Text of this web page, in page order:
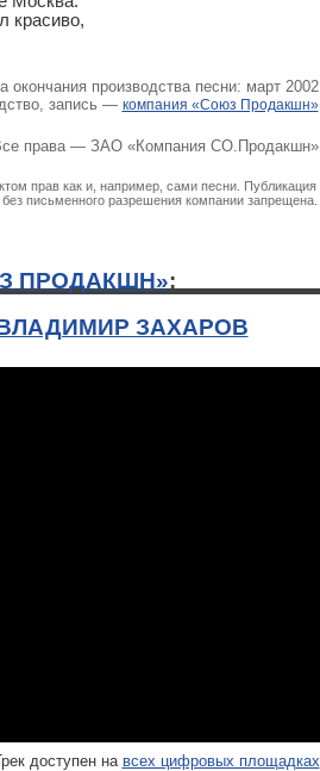
красиво,
окончания производства песни: март 2002
запись — компания «Союз Продакшн»
права — ЗАО «Компания СО.Продакшн»
прав как и, например, сами песни. Публикация
письменного разрешения компании запрещена.
ПРОДАКШН»:
ЗАХАРОВ
доступен на всех цифровых площадках